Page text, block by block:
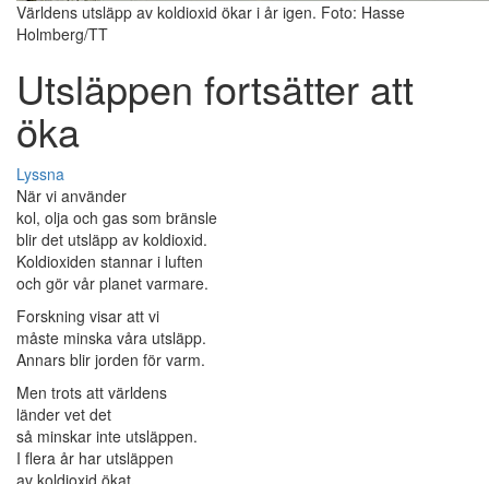
Världens utsläpp av koldioxid ökar i år igen. Foto: Hasse
Holmberg/TT
Utsläppen fortsätter att
öka
Lyssna
När vi använder
kol, olja och gas som bränsle
blir det utsläpp av koldioxid.
Koldioxiden stannar i luften
och gör vår planet varmare.
Forskning visar att vi
måste minska våra utsläpp.
Annars blir jorden för varm.
Men trots att världens
länder vet det
så minskar inte utsläppen.
I flera år har utsläppen